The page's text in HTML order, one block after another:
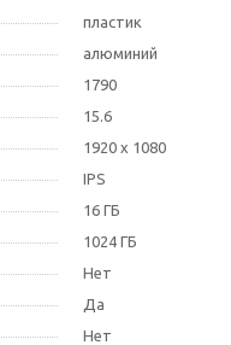
пластик
алюминий
1790
15.6
1920 x 1080
IPS
16 ГБ
1024 ГБ
Нет
Да
Нет